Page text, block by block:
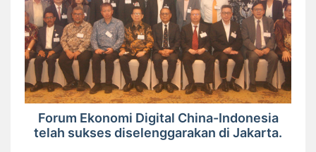
Forum Ekonomi Digital China-Indonesia
telah sukses diselenggarakan di Jakarta.